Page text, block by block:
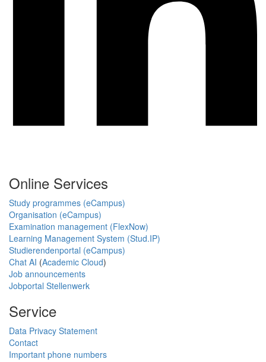
Online Services
Study programmes (eCampus)
Organisation (eCampus)
Examination management (FlexNow)
Learning Management System (Stud.IP)
Studierendenportal (eCampus)
Chat AI (Academic Cloud)
Job announcements
Jobportal Stellenwerk
Service
Data Privacy Statement
Contact
Important phone numbers